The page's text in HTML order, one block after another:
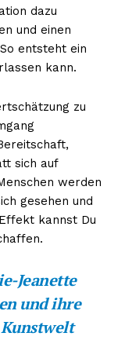
dazu
und einen
entsteht ein
kann.
zu
sich auf
werden
gesehen und
kannst Du
Jeanette
und ihre